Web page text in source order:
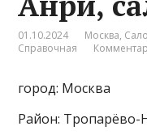
01.10.2024 Москва,
Справочная
город: Москва
Район: Тропарёво-